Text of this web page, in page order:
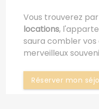
Vous trouverez
locations,
saura combler
merveilleux
Réserver mon